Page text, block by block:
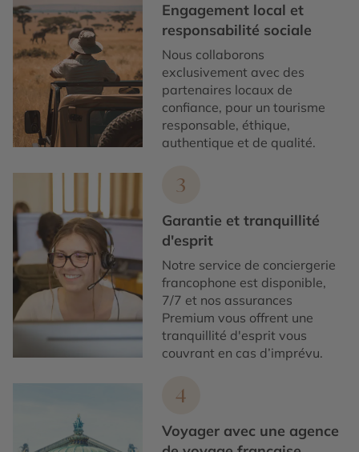
Engagement local et
responsabilité sociale
Nous collaborons
exclusivement avec des
partenaires locaux de
confiance, pour un tourisme
responsable, éthique,
authentique et de qualité.
3
Garantie et tranquillité
d'esprit
Notre service de conciergerie
francophone est disponible,
7/7 et nos assurances
Premium vous offrent une
tranquillité d'esprit vous
couvrant en cas d’imprévu.
4
Voyager avec une agence